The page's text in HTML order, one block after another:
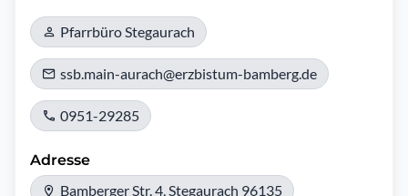
Pfarrbüro Stegaurach
ssb.main-aurach@erzbistum-bamberg.de
0951-29285
Adresse
Bamberger Str. 4, Stegaurach 96135